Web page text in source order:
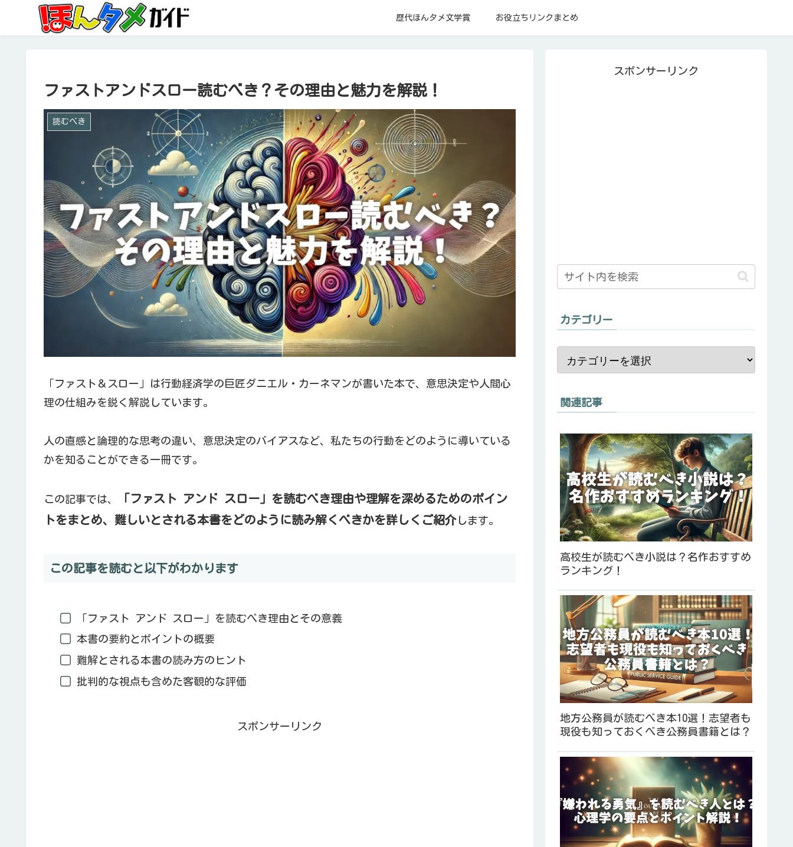
歴代ほんタメ文学賞 お役立ちリンクまとめ
ファストアンドスロー読むべき？その理由と魅力を解説！
読むべき
「ファスト＆スロー」は行動経済学の巨匠ダニエル・カーネマンが書いた本で、意思決定や人間心
理の仕組みを鋭く解説しています。
人の直感と論理的な思考の違い、意思決定のバイアスなど、私たちの行動をどのように導いている
かを知ることができる一冊です。
この記事では、
「ファスト アンド スロー」を読むべき理由や理解を深めるためのポイン
トをまとめ、難しいとされる本書をどのように読み解くべきかを詳しくご紹介 します。
この記事を読むと以下がわかります
「ファスト アンド スロー」を読むべき理由とその意義
本書の要約とポイントの概要
難解とされる本書の読み方のヒント
批判的な視点も含めた客観的な評価
スポンサーリンク
スポンサーリンク
カテゴリー
関連記事
高校生が読むべき小説は？名作おすすめ
ランキング！
地方公務員が読むべき本10選！志望者も
現役も知っておくべき公務員書籍とは？